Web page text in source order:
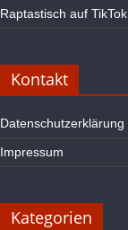
Raptastisch auf TikTok
Kontakt
Datenschutzerklärung
Impressum
Kategorien